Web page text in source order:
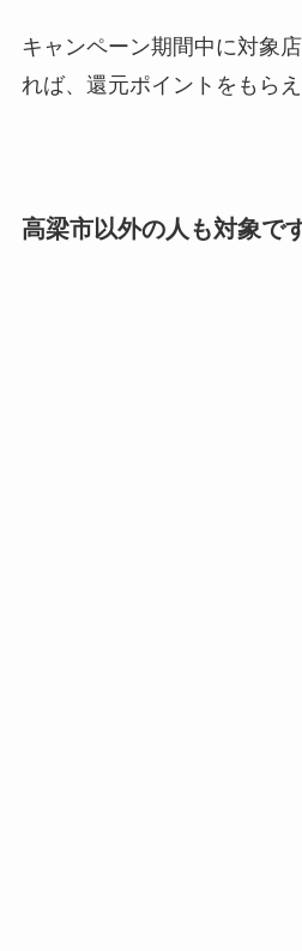
キャンペーン期間中に対象
れば、還元ポイントをもらえ
高梁市以外の人も対象で